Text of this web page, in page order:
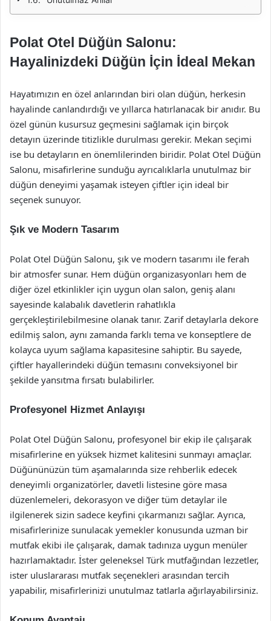
Polat Otel Düğün Salonu:
Hayalinizdeki Düğün İçin İdeal Mekan
Hayatımızın en özel anlarından biri olan düğün, herkesin
hayalinde canlandırdığı ve yıllarca hatırlanacak bir anıdır. Bu
özel günün kusursuz geçmesini sağlamak için birçok
detayın üzerinde titizlikle durulması gerekir. Mekan seçimi
ise bu detayların en önemlilerinden biridir. Polat Otel Düğün
Salonu, misafirlerine sunduğu ayrıcalıklarla unutulmaz bir
düğün deneyimi yaşamak isteyen çiftler için ideal bir
seçenek sunuyor.
Şık ve Modern Tasarım
Polat Otel Düğün Salonu, şık ve modern tasarımı ile ferah
bir atmosfer sunar. Hem düğün organizasyonları hem de
diğer özel etkinlikler için uygun olan salon, geniş alanı
sayesinde kalabalık davetlerin rahatlıkla
gerçekleştirilebilmesine olanak tanır. Zarif detaylarla dekore
edilmiş salon, aynı zamanda farklı tema ve konseptlere de
kolayca uyum sağlama kapasitesine sahiptir. Bu sayede,
çiftler hayallerindeki düğün temasını conveksiyonel bir
şekilde yansıtma fırsatı bulabilirler.
Profesyonel Hizmet Anlayışı
Polat Otel Düğün Salonu, profesyonel bir ekip ile çalışarak
misafirlerine en yüksek hizmet kalitesini sunmayı amaçlar.
Düğününüzün tüm aşamalarında size rehberlik edecek
deneyimli organizatörler, davetli listesine göre masa
düzenlemeleri, dekorasyon ve diğer tüm detaylar ile
ilgilenerek sizin sadece keyfini çıkarmanızı sağlar. Ayrıca,
misafirlerinize sunulacak yemekler konusunda uzman bir
mutfak ekibi ile çalışarak, damak tadınıza uygun menüler
hazırlamaktadır. İster geleneksel Türk mutfağından lezzetler,
ister uluslararası mutfak seçenekleri arasından tercih
yapabilir, misafirlerinizi unutulmaz tatlarla ağırlayabilirsiniz.